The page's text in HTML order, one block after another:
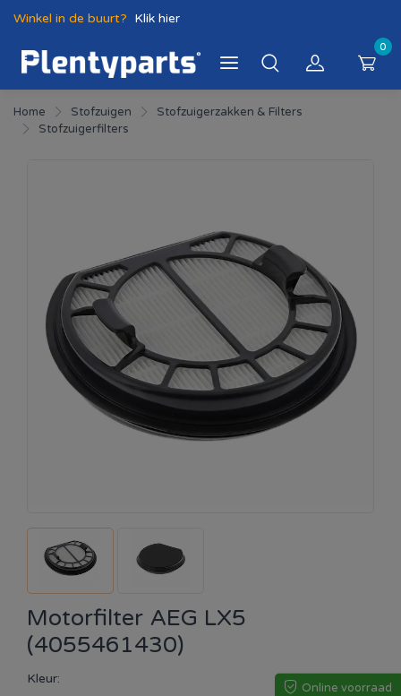
Winkel in de buurt? Klik hier
0
Home Stofzuigen
Stofzuigerzakken & Filters
Stofzuigerfilters
Motorfilter AEG LX5
(4055461430)
Kleur:
Online voorraad